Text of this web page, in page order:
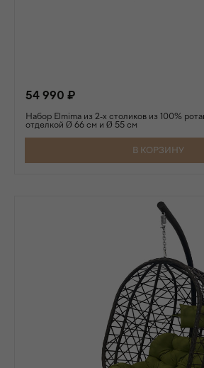
54 990 ₽
Набор Elmima из 2-х столиков из 100%
отделкой Ø 66 см и Ø 55 см
В КОРЗИНУ